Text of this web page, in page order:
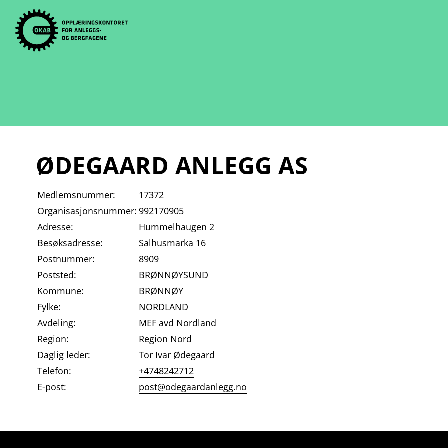
content
ØDEGAARD ANLEGG AS
Medlemsnummer:
17372
Organisasjonsnummer: 992170905
Adresse:
Hummelhaugen 2
Besøksadresse:
Salhusmarka 16
Postnummer:
8909
Poststed:
BRØNNØYSUND
Kommune:
BRØNNØY
Fylke:
NORDLAND
Avdeling:
MEF avd Nordland
Region:
Region Nord
Daglig leder:
Tor Ivar Ødegaard
Telefon:
+4748242712
E-post:
post@odegaardanlegg.no